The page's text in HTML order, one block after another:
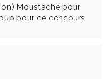
Moustache pour
pour ce concours